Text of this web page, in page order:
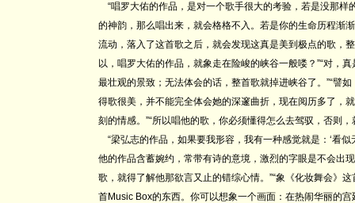
“唱罗大佑的作品，是对一个歌手很大的考验，若是没那样
的神韵，那么唱出来，就会格格不入。若是你的生命历程渐
流动，落入了这首歌之后，就会发现这真是美到极点的歌，
以，唱罗大佑的作品，就象走在险峻的峡谷一般喽？”“对，
最壮观的景致；无法体会的话，整首歌就掉进峡谷了。”“譬
得歌很美，并不能完全体会她的深邃曲折，现在阅历多了，
刻的情感。”“所以唱他的歌，你必须懂得怎么去驾驭，否则
“梁弘志的作品，如果要我形容，我有一种感觉就是：‘看似
他的作品含蓄婉约，常带有诗的意境，激烈的字眼是不会出
歌，就得了解他那欲言又止的错综心情。”“象《化妆舞会》
首Music Box的东西。你可以想象一个画面：在热闹华丽的